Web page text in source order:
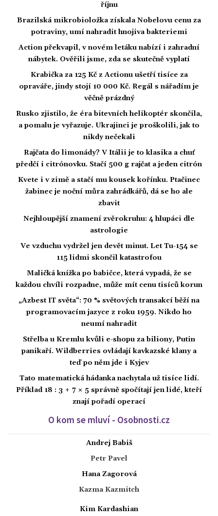
říjnu
Brazilská mikrobioložka získala Nobelovu cenu za
potraviny, umí nahradit hnojiva bakteriemi
Action překvapil, v novém letáku nabízí i zahradní
nábytek. Ověřili jsme, zda se skutečně vyplatí
Krabička za 125 Kč z Actionu ušetří tisíce za
opraváře, jindy stojí 10 000 Kč. Regál s nářadím je
věčně prázdný
Rusko zjistilo, že éra bitevních helikoptér skončila,
a pomalu je vyřazuje. Ukrajinci je proškolili, jak to
nikdy nečekali
Rajčata do limonády? V Itálii je to klasika a chuť
předčí i citrónovku. Stačí 500 g rajčat a jeden citrón
Kvete i v zimě a stačí mu kousek kořínku. Ptačinec
žabinec je noční můra zahrádkářů, dá se ho ale
zbavit
Nejhloupější znamení zvěrokruhu: 4 hlupáci dle
astrologie
Ve vzduchu vydržel jen devět minut. Let Tu-154 se
115 lidmi skončil katastrofou
Maličká knížka po babičce, která vypadá, že se
každou chvíli rozpadne, může mít cenu tisíců korun
„Azbest IT světa“: 70 % světových transakcí běží na
programovacím jazyce z roku 1959. Nikdo ho
neumí nahradit
Střelba u Kremlu kvůli e-shopu za biliony, Putin
panikaří. Wildberries ovládají kavkazské klany a
teď po něm jde i Kyjev
Tato matematická hádanka nachytala už tisíce lidí.
Příklad 18 : 3 + 7 × 5 správně spočítají jen lidé, kteří
znají pořadí operací
O kom se mluví - Osobnosti.cz
Andrej Babiš
Petr Pavel
Hana Zagorová
Kazma Kazmitch
Kim Kardashian